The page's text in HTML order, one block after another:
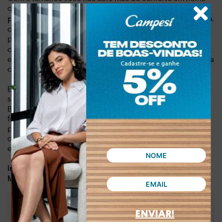
ENVIAR!
da elegância. A inovadora
tecnologia Palmimax na palmilha
proporciona um efeito massageador que ativa a circulação,
oferecendo uma sensação de suavidade e leveza a cada
passo. Osalto anabela de 4,1 cmoferece a altura ideal,
distribuindo o peso de forma equilibrada e assegurando
estabilidade. Sinta a diferença de um calçado pensado para
o seu bem-estar, elevando sua experiência de caminhar.
Este é mais que um simples calçado, é um investimento em
seu conforto e estilo de vida. O Tamanco Campesí Anabela
Bege é a prova de que é possível ter um produto versátil e
funcional sem perder o design. Adicione agora mesmo essa
peça-chave ao seu guarda-roupa e descubra o bem-estar
de caminhar com confiança e conforto, sabendo que você
está sempre impecável.
Indicado para:Dia a dia, lazer
Material: Sintético
Altura do salto: 4,10 cm